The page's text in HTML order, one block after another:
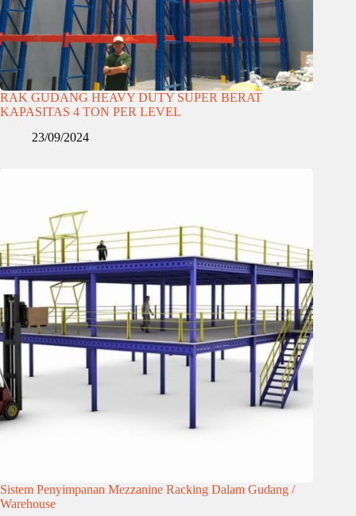
RAK GUDANG HEAVY DUTY SUPER BERAT
KAPASITAS 4 TON PER LEVEL
23/09/2024
Sistem Penyimpanan Mezzanine Racking Dalam Gudang /
Warehouse